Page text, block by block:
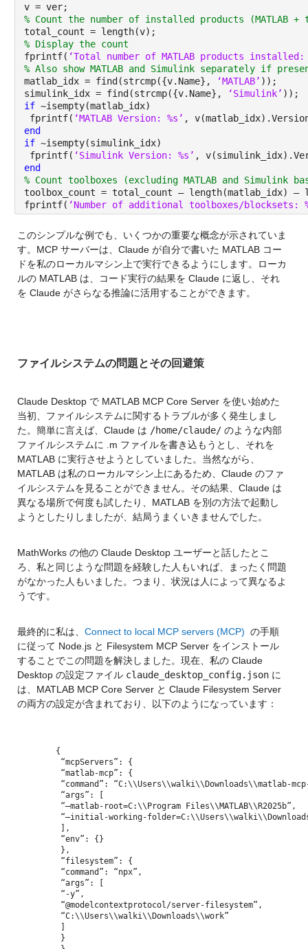
v = ver;
% Count the number of installed products (MATLAB +
total_count = length(v);
% Display the count
fprintf( ‘Total number of MATLAB products installed:
% Also show MATLAB and Simulink separately if
matlab_idx = find(strcmp({v.Name},
‘MATLAB’ ));
simulink_idx = find(strcmp({v.Name},
‘Simulink’ ));
if ~isempty(matlab_idx)
fprintf( ‘MATLAB Version: %s’ ,
end
if ~isempty(simulink_idx)
fprintf( ‘Simulink Version: %s’ ,
end
% Count toolboxes (excluding MATLAB and Simulink
toolbox_count = total_count – length(matlab_idx) –
fprintf( ‘Number of additional toolboxes/blocksets:
このシンプルな例でも、いくつかの重要な概念が示されていま
す。MCP サーバーは、Claude が自分で書いた MATLAB コー
ドを私のローカルマシン上で実行できるようにします。ローカ
ルの MATLAB は、コード実行の結果を Claude に返し、それ
を Claude がさらなる推論に活用することができます。
ファイルシステムの問題とその回避策
Claude Desktop で MATLAB MCP Core Server を使い始めた
当初、ファイルシステムに関するトラブルが多く発生しまし
た。簡単に言えば、Claude は /home/claude/ のような内部
ファイルシステムに .m ファイルを書き込もうとし、それを
MATLAB に実行させようとしていました。当然ながら、
MATLAB は私のローカルマシン上にあるため、Claude のファ
イルシステムを見ることができません。その結果、Claude は
異なる場所で何度も試したり、MATLAB を別の方法で起動し
ようとしたりしましたが、結局うまくいきませんでした。
MathWorks の他の Claude Desktop ユーザーと話したとこ
ろ、私と同じような問題を経験した人もいれば、まったく問題
がなかった人もいました。つまり、状況は人によって異なるよ
うです。
最終的に私は、 Connect to local MCP servers (MCP) の手順
に従って Node.js と Filesystem MCP Server をインストール
することでこの問題を解決しました。現在、私の Claude
Desktop の設定ファイル claude_desktop_config.json に
は、MATLAB MCP Core Server と Claude Filesystem Server
の両方の設定が含まれており、以下のようになっています：
{
“mcpServers”: {
“matlab-mcp”: {
“command”: “C:\\Users\\walki\\Downloads\\matlab-
“args”: [
“–matlab-root=C:\\Program Files\\MATLAB\\R2025b”,
“–initial-working-
],
“env”: {}
},
“filesystem”: {
“command”: “npx”,
“args”: [
“-y”,
“@modelcontextprotocol/server-filesystem”,
“C:\\Users\\walki\\Downloads\\work”
]
}